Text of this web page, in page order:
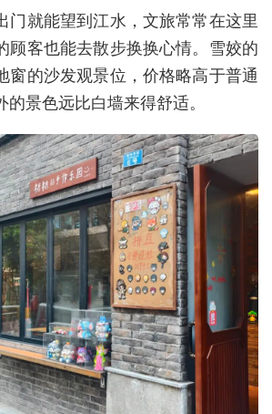
门就能望到江水，文旅常常在这里
顾客也能去散步换换心情。雪姣的
窗的沙发观景位，价格略高于普通
景色远比白墙来得舒适。